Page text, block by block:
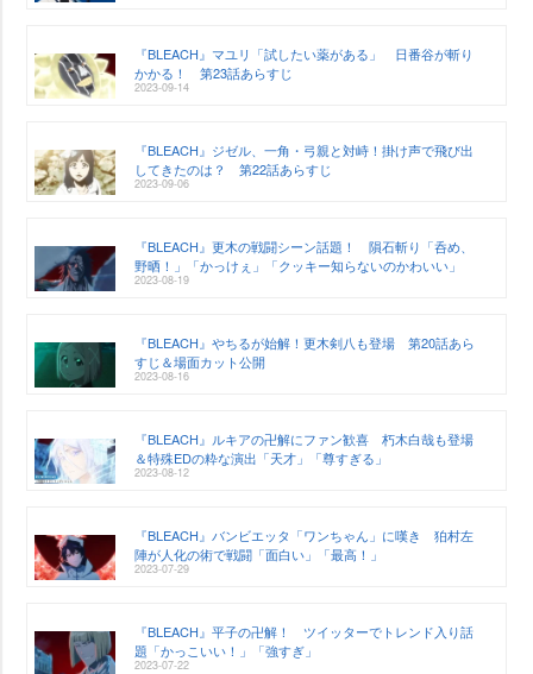
『BLEACH』マユリ「試したい薬がある」 日番谷が斬り
かかる！ 第23話あらすじ
2023-09-14
『BLEACH』ジゼル、一角・弓親と対峙！掛け声で飛び出
してきたのは？ 第22話あらすじ
2023-09-06
『BLEACH』更木の戦闘シーン話題！ 隕石斬り「呑め、
野晒！」「かっけぇ」「クッキー知らないのかわいい」
2023-08-19
『BLEACH』やちるが始解！更木剣八も登場 第20話あら
すじ＆場面カット公開
2023-08-16
『BLEACH』ルキアの卍解にファン歓喜 朽木白哉も登場
＆特殊EDの粋な演出「天才」「尊すぎる」
2023-08-12
『BLEACH』バンビエッタ「ワンちゃん」に嘆き 狛村左
陣が人化の術で戦闘「面白い」「最高！」
2023-07-29
『BLEACH』平子の卍解！ ツイッターでトレンド入り話
題「かっこいい！」「強すぎ」
2023-07-22